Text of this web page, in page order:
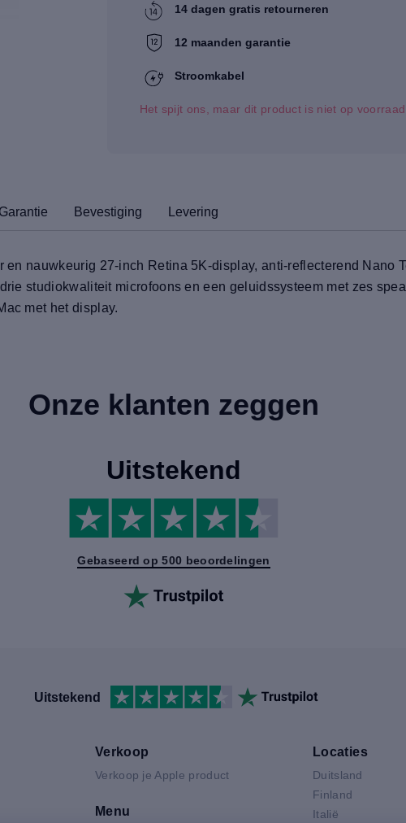
14 dagen gratis retourneren
12 maanden garantie
Stroomkabel
Het spijt ons, maar dit product is niet op
Garantie Bevestiging Levering
nauwkeurig 27-inch Retina 5K-display, anti-reflecterend Nano
studiokwaliteit microfoons en een geluidssysteem met zes
met het display.
Onze klanten zeggen
Uitstekend
Gebaseerd op 500 beoordelingen
Uitstekend
Verkoop
Verkoop je Apple product
Menu
Locaties
Duitsland
Finland
Italië